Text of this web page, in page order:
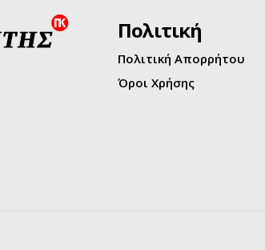
Πολιτική
Πολιτική Απορρήτου
Όροι Χρήσης